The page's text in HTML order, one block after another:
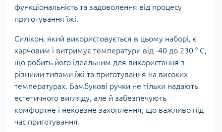
функціональність та задоволення від процесу
приготування їжі.
Силікон, який використовується в цьому наборі, є
харчовим і витримує температури від -40 до 230 ° C,
що робить його ідеальним для використання з
різними типами їжі та приготування на високих
температурах. Бамбукові ручки не тільки надають
естетичного вигляду, але й забезпечують
комфортне і нековзне захоплення, що важливо під
час приготування.